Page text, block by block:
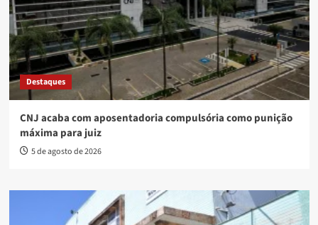
Destaques
CNJ acaba com aposentadoria compulsória como punição
máxima para juiz
5 de agosto de 2026